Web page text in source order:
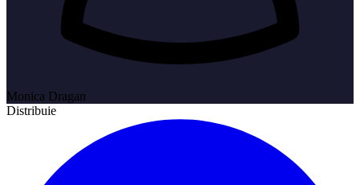
Monica Dragan
Distribuie